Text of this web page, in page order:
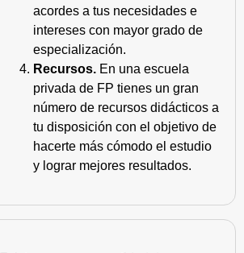
acordes a tus necesidades e
intereses con mayor grado de
especialización.
Recursos. En una escuela
privada de FP tienes un gran
número de recursos didácticos a
tu disposición con el objetivo de
hacerte más cómodo el estudio
y lograr mejores resultados.